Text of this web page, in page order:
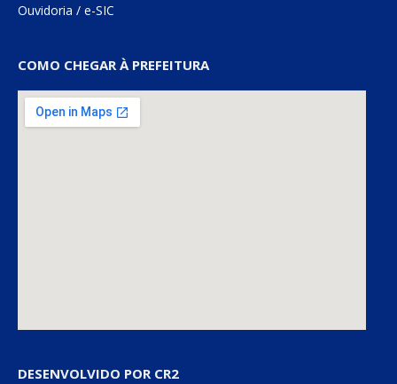
Ouvidoria / e-SIC
COMO CHEGAR À PREFEITURA
DESENVOLVIDO POR CR2